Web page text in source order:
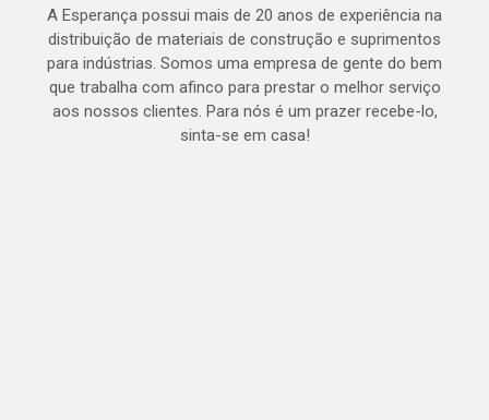
A Esperança possui mais de 20 anos de experiência na
distribuição de materiais de construção e suprimentos
para indústrias. Somos uma empresa de gente do bem
que trabalha com afinco para prestar o melhor serviço
aos nossos clientes. Para nós é um prazer recebe-lo,
sinta-se em casa!